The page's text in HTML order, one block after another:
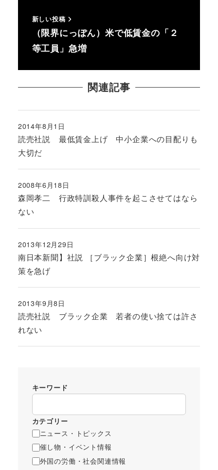
新しい投稿
（限界にっぽん）米で低賃金の「２
等工員」急増
関連記事
読売社説 最低賃金上げ 中小企業への目配りも
大切だ
投稿日
2014年8月1日
森岡孝二 行政特訓殺人事件を起こさせてはなら
ない
投稿日
2008年6月18日
南日本新聞】社説 ［ブラック企業］根絶へ向け対
策を急げ
投稿日
2013年12月29日
読売社説 ブラック企業 若者の使い捨ては許さ
れない
投稿日
2013年9月8日
キーワード
カテゴリー
ニュース・トピックス
催し物・イベント情報
外国の労働・社会関連情報